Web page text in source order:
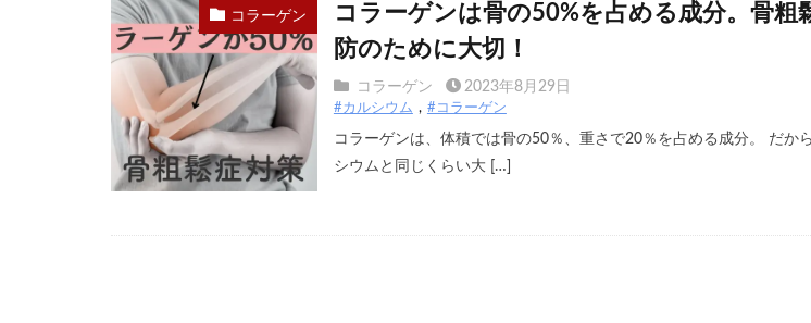
コラーゲン
コラーゲンは骨の50%を占める成分。骨粗
防のために大切！
コラーゲン 2023年8月29日
#カルシウム #コラーゲン
コラーゲンは、体積では骨の50％、重さで20％を占める成分。 だか
シウムと同じくらい大 […]